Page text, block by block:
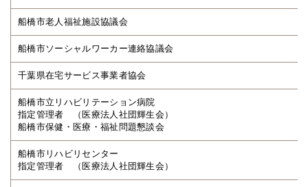
船橋市老人福祉施設協議会
船橋市ソーシャルワーカー連絡協議会
千葉県在宅サービス事業者協会
船橋市立リハビリテーション病院
指定管理者 （医療法人社団輝生会）
船橋市保健・医療・福祉問題懇談会
船橋市リハビリセンター
指定管理者 （医療法人社団輝生会）